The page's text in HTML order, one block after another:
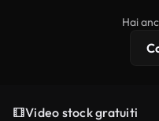
Hai
Video stock gratuiti